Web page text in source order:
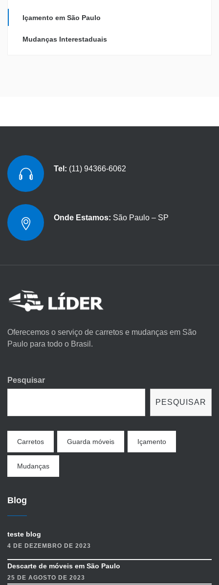
Içamento em São Paulo
Mudanças Interestaduais
Tel: (11) 94366-6062
Onde Estamos: São Paulo – SP
Oferecemos o serviço de carretos e mudanças em São
Paulo para todo o Brasil.
Pesquisar
PESQUISAR
Carretos Guarda móveis Içamento
Mudanças
Blog
teste blog
4 DE DEZEMBRO DE 2023
Descarte de móveis em São Paulo
25 DE AGOSTO DE 2023